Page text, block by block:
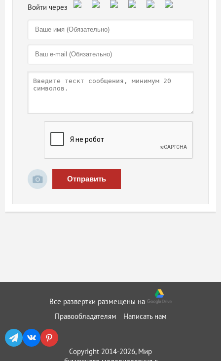
Отправить
Все развертки размещены на
Правообладателям
Написать нам
Copyright 2014-2026, Мир